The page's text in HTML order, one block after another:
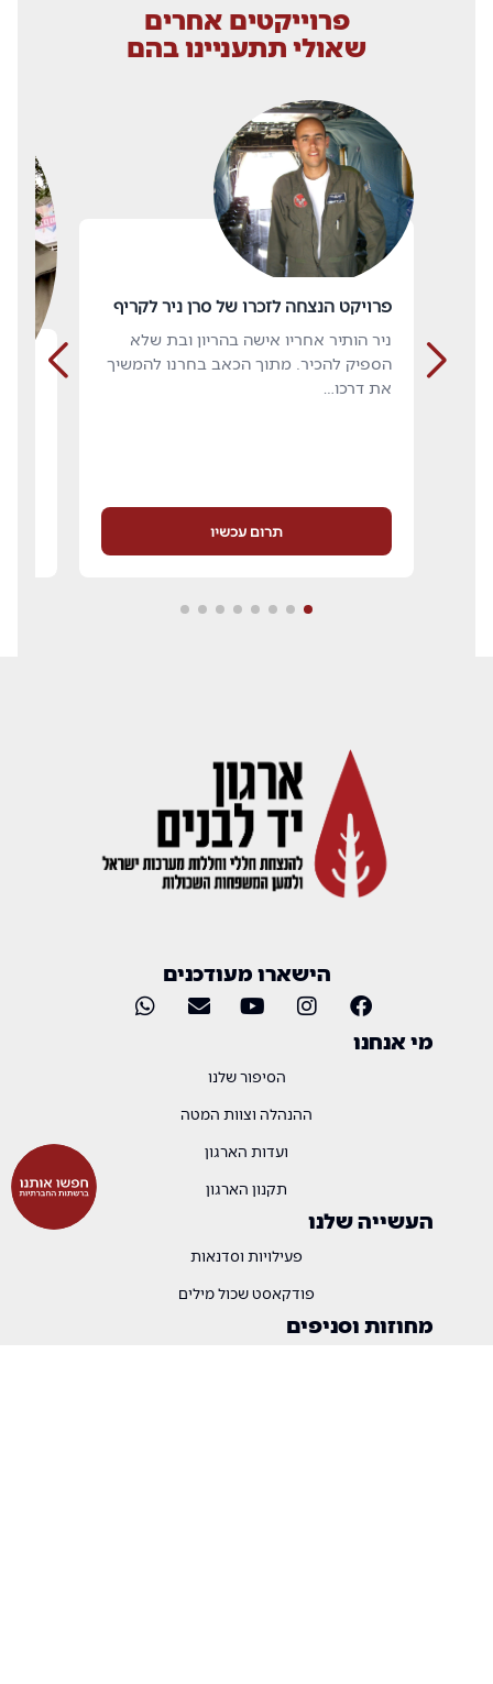
פרוייקטים אחרים
שאולי תתעניינו בהם
פרויקט הנצחה לזכרו של סרן ניר לקריף
ניר הותיר אחריו אישה בהריון ובת שלא
הספיק להכיר. מתוך הכאב בחרנו להמשיך
את דרכו…
תרום עכשיו
מחוזות וסניפים
העשייה שלנו
פעילויות וסדנאות
פודקאסט שכול מילים
מי אנחנו
הסיפור שלנו
ההנהלה וצוות המטה
ועדות הארגון
תקנון הארגון
הישארו מעודכנים